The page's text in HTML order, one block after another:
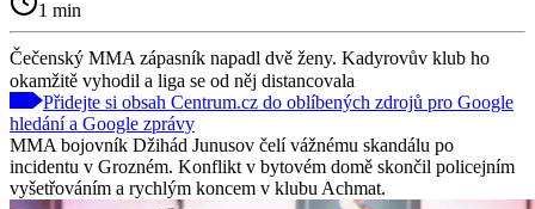
1 min
Čečenský MMA zápasník napadl dvě ženy. Kadyrovův klub ho
okamžitě vyhodil a liga se od něj distancovala
Přidejte si obsah Centrum.cz do oblíbených zdrojů pro Google
hledání a Google zprávy
MMA bojovník Džihád Junusov čelí vážnému skandálu po
incidentu v Grozném. Konflikt v bytovém domě skončil policejním
vyšetřováním a rychlým koncem v klubu Achmat.